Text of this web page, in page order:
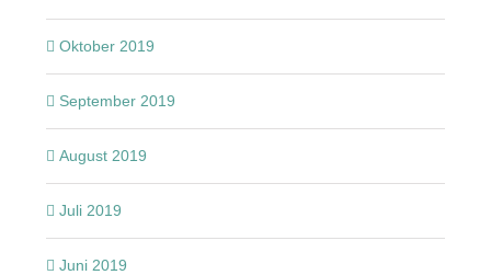
Oktober 2019
September 2019
August 2019
Juli 2019
Juni 2019